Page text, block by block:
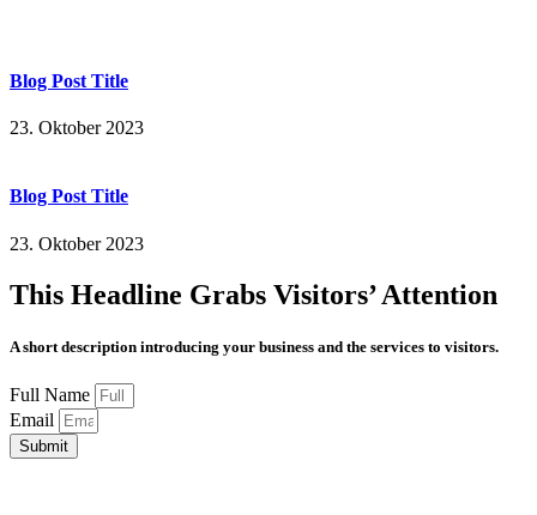
Blog Post Title
23. Oktober 2023
Blog Post Title
23. Oktober 2023
This Headline Grabs Visitors’ Attention
A short description introducing your business and the services to visitors.
Full Name
Email
Submit